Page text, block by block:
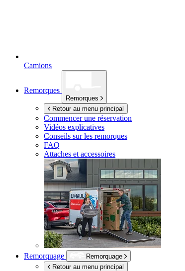
Camions
Remorques
Remorques
Retour au menu principal
Commencer une réservation
Vidéos explicatives
Conseils sur les remorques
FAQ
Attaches et accessoires
Remorquage
Remorquage
Retour au menu principal